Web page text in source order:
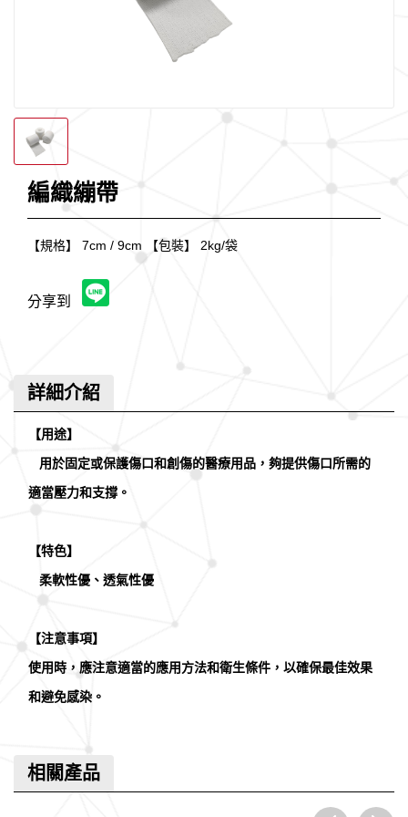
編織繃帶
【規格】 7cm / 9cm 【包裝】 2kg/袋
分享到
詳細介紹
【用途】
用於固定或保護傷口和創傷的醫療用品，夠提供傷口所需的
適當壓力和支撐。
【特色】
柔軟性優、透氣性優
【注意事項】
使用時，應注意適當的應用方法和衛生條件，以確保最佳效果
和避免感染。
相關產品